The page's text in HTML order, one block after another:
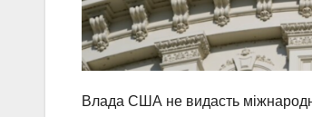
Влада США не видасть